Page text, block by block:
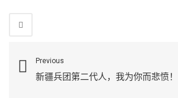
Previous
新疆兵团第二代人，我为你而悲愤！